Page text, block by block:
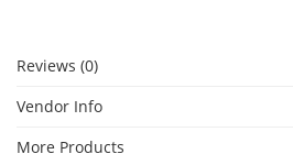
Reviews (0)
Vendor Info
More Products